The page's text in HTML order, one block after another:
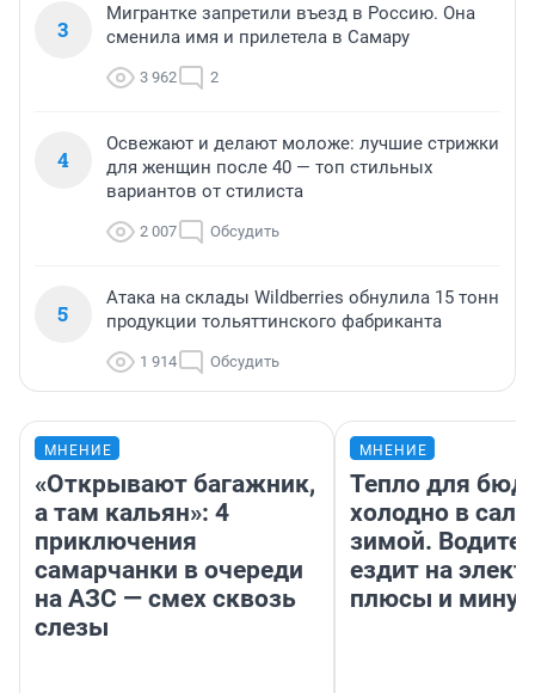
3
Мигрантке запретили въезд в Россию. Она
сменила имя и прилетела в Самару
3 962 2
4
Освежают и делают моложе: лучшие стрижки
для женщин после 40 — топ стильных
вариантов от стилиста
2 007 Обсудить
5
Атака на склады Wildberries обнулила 15 тонн
продукции тольяттинского фабриканта
1 914 Обсудить
МНЕНИЕ
«Открывают багажник,
а там кальян»: 4
приключения
самарчанки в очереди
на АЗС — смех сквозь
слезы
МНЕНИЕ
Тепло для
холодно в
зимой.
ездит на
плюсы и